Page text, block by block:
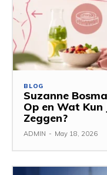
BLOG
Suzanne
Op en Wat Kun
Zeggen?
ADMIN - May 18, 2026